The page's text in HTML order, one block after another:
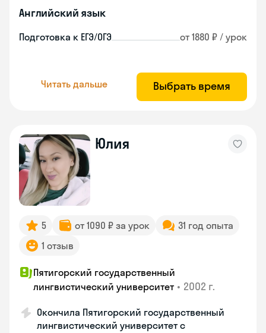
Английский язык
Подготовка к ЕГЭ/ОГЭ от 1880 ₽ / урок
Читать дальше Выбрать время
Юлия
5 от 1090 ₽ за урок
31 год опыта
1 отзыв
Пятигорский государственный
лингвистический университет • 2002 г.
Окончила Пятигорский государственный
лингвистический университет с